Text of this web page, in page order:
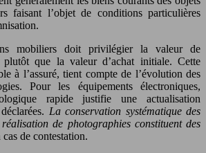
faisant l’objet de conditions particulières
mobiliers doit privilégier la valeur de
plutôt que la valeur d’achat initiale. Cette
à l’assuré, tient compte de l’évolution des
Pour les équipements électroniques,
rapide justifie une actualisation
La conservation systématique des
de photographies constituent des
cas de contestation.